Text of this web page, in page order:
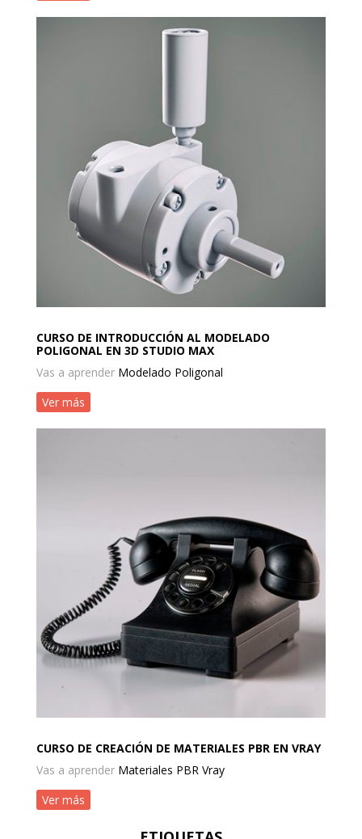
CURSO DE INTRODUCCIÓN AL MODELADO
POLIGONAL EN 3D STUDIO MAX
Vas a aprender Modelado Poligonal
Ver más
CURSO DE CREACIÓN DE MATERIALES PBR EN VRAY
Vas a aprender Materiales PBR Vray
Ver más